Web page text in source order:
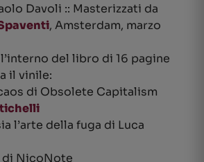
Davoli :: Masterizzati da
, Amsterdam, marzo
del libro di 16 pagine
il vinile:
di Obsolete Capitalism
l’arte della fuga di Luca
di NicoNote